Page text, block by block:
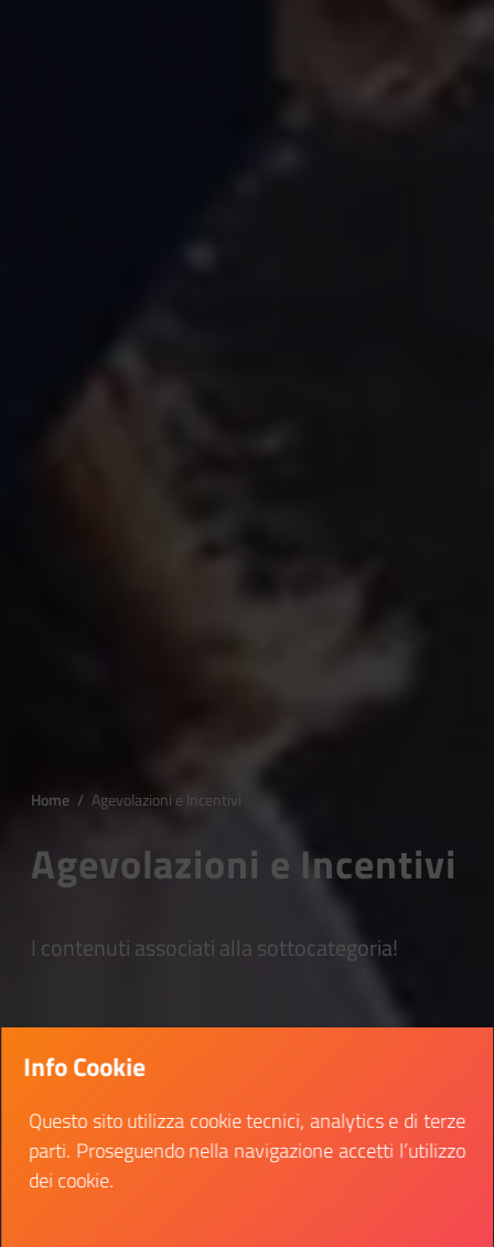
Home / Agevolazioni e Incentivi
Agevolazioni e Incentivi
I contenuti associati alla sottocategoria!
Info Cookie
Questo sito utilizza cookie tecnici, analytics e di terze
parti. Proseguendo nella navigazione accetti l’utilizzo
dei cookie.